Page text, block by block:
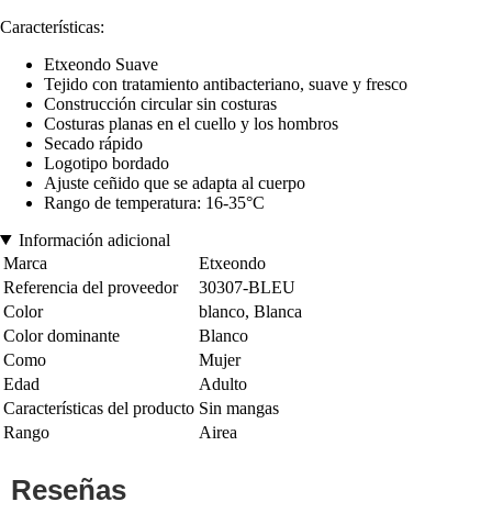
Características:
Etxeondo Suave
Tejido con tratamiento antibacteriano, suave y fresco
Construcción circular sin costuras
Costuras planas en el cuello y los hombros
Secado rápido
Logotipo bordado
Ajuste ceñido que se adapta al cuerpo
Rango de temperatura: 16-35°C
Información adicional
Marca
Etxeondo
Referencia del proveedor
30307-BLEU
Color
blanco, Blanca
Color dominante
Blanco
Como
Mujer
Edad
Adulto
Características del producto Sin mangas
Rango
Airea